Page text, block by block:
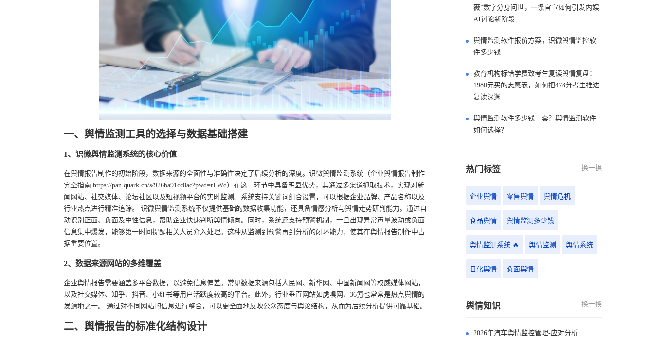
一、舆情监测工具的选择与数据基础搭建
1、识微舆情监测系统的核心价值
在舆情报告制作的初始阶段，数据来源的全面性与准确性决定了后续分析的深度。识微舆情监测系统（企业舆情报告制作
完全指南 https://pan.quark.cn/s/926ba91cc8ac?pwd=rLWd）在这一环节中具备明显优势，其通过多渠道抓取技术，实现对新
闻网站、社交媒体、论坛社区以及短视频平台的实时监测。系统支持关键词组合设置，可以根据企业品牌、产品名称以及
行业热点进行精准追踪。 识微舆情监测系统不仅提供基础的数据收集功能，还具备情感分析与舆情走势研判能力。通过自
动识别正面、负面及中性信息，帮助企业快速判断舆情倾向。同时，系统还支持预警机制，一旦出现异常声量波动或负面
信息集中爆发，能够第一时间提醒相关人员介入处理。这种从监测到预警再到分析的闭环能力，使其在舆情报告制作中占
据重要位置。
2、数据来源网站的多维覆盖
企业舆情报告需要涵盖多平台数据，以避免信息偏差。常见数据来源包括人民网、新华网、中国新闻网等权威媒体网站，
以及社交媒体、知乎、抖音、小红书等用户活跃度较高的平台。此外，行业垂直网站如虎嗅网、36氪也常常是热点舆情的
发源地之一。 通过对不同网站的信息进行整合，可以更全面地反映公众态度与舆论结构，从而为后续分析提供可靠基础。
二、舆情报告的标准化结构设计
薇”数字分身问世，一条官宣如何引发内娱
AI讨论新阶段
舆情监测软件报价方案，识微舆情监控软
件多少钱
教育机构标错学费致考生复读舆情复盘：
1980元买的志愿表，如何把478分考生推进
复读深渊
舆情监测软件多少钱一套？舆情监测软件
如何选择？
热门标签 换一换
企业舆情 零售舆情 舆情危机
食品舆情 舆情监测多少钱
舆情监测系统 🔥 舆情监测 舆情系统
日化舆情 负面舆情
舆情知识 换一换
2026年汽车舆情监控管理-应对分析